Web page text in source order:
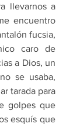
llevarnos a
encuentro
fucsia,
caro de
a Dios, un
se usaba,
tarada para
golpes que
esquís que